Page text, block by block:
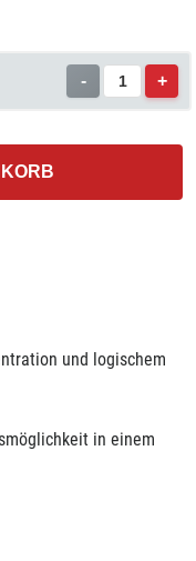
- +
und logischem
in einem